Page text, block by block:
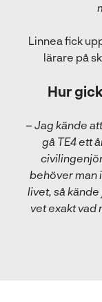
Linnea fick
lärare på
Hur
–Jag kände
gå TE4 ett
behöver man
livet, så
vet exakt vad